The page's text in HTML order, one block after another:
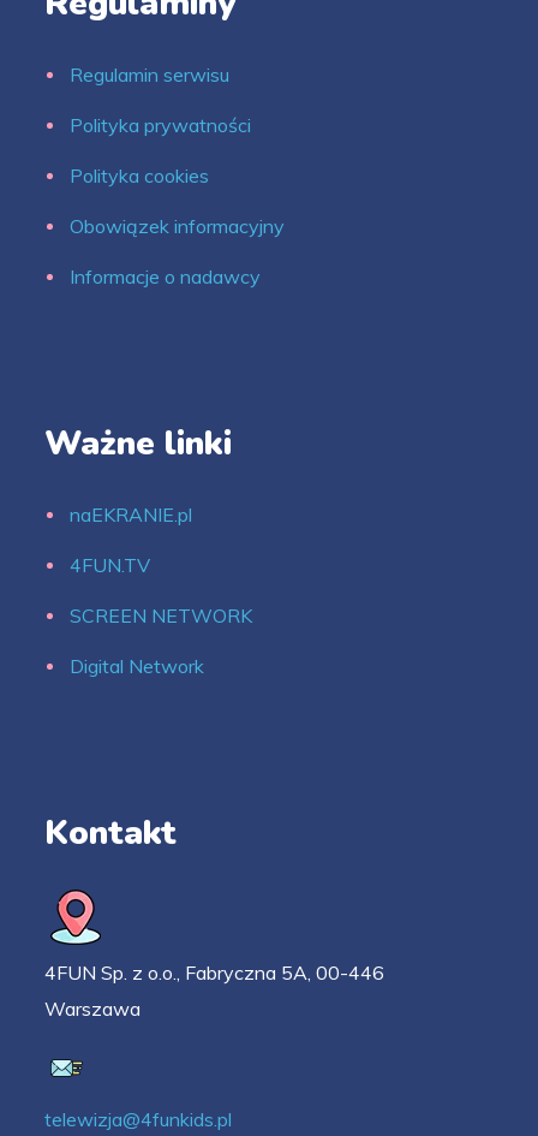
Regulamin serwisu
Polityka prywatności
Polityka cookies
Obowiązek informacyjny
Informacje o nadawcy
Ważne linki
naEKRANIE.pl
4FUN.TV
SCREEN NETWORK
Digital Network
Kontakt
4FUN Sp. z o.o., Fabryczna 5A, 00-446
Warszawa
telewizja@4funkids.pl